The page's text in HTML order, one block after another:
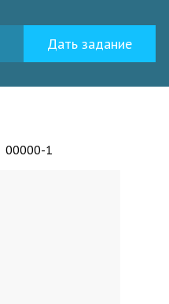
Дать задание
00000-1